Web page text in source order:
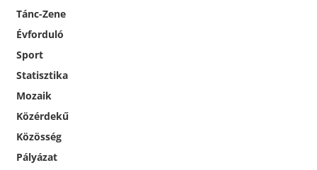
Tánc-Zene
Évforduló
Sport
Statisztika
Mozaik
Közérdekű
Közösség
Pályázat